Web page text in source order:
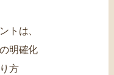
トは、
明確化
方